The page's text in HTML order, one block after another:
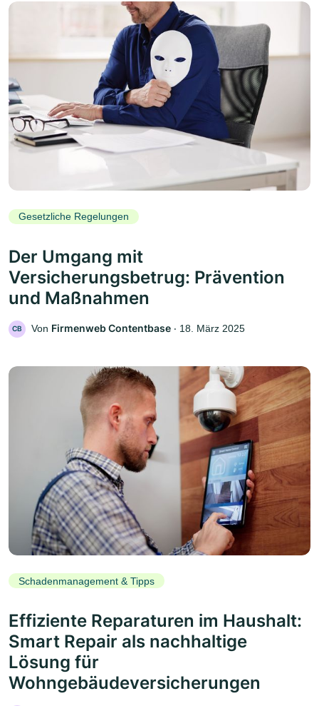
Gesetzliche Regelungen
Der Umgang mit
Versicherungsbetrug: Prävention
und Maßnahmen
CB Von Firmenweb Contentbase ‧ 18. März 2025
Schadenmanagement & Tipps
Effiziente Reparaturen im Haushalt:
Smart Repair als nachhaltige
Lösung für
Wohngebäudeversicherungen